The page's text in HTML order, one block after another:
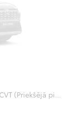
Luxury Limited 2.5 Hybrid Dynamic Force e-CVT (Priekšējā piedziņa) (131 kW)